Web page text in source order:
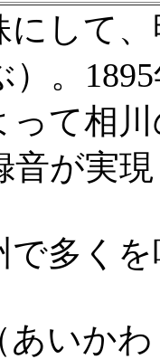
して、
）。
って相
音が実
多くを
あいか